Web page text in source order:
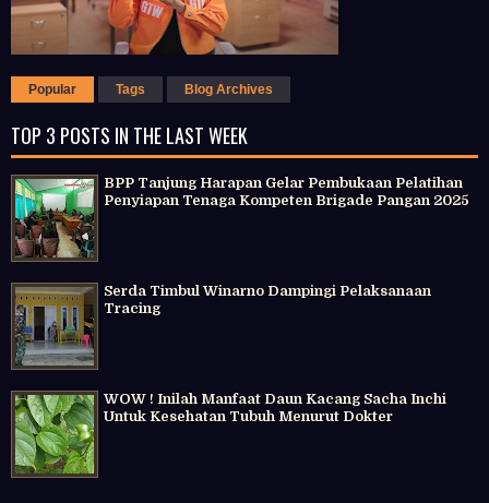
Popular Tags Blog Archives
TOP 3 POSTS IN THE LAST WEEK
BPP Tanjung Harapan Gelar Pembukaan Pelatihan
Penyiapan Tenaga Kompeten Brigade Pangan 2025
Serda Timbul Winarno Dampingi Pelaksanaan
Tracing
WOW ! Inilah Manfaat Daun Kacang Sacha Inchi
Untuk Kesehatan Tubuh Menurut Dokter